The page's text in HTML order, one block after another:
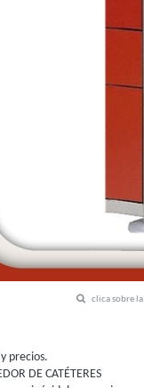
clica sobre
precios.
DE CATÉTERES